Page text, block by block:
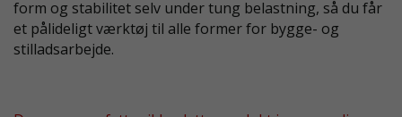
form og stabilitet selv under tung belastning, så du får
et pålideligt værktøj til alle former for bygge- og
stilladsarbejde.